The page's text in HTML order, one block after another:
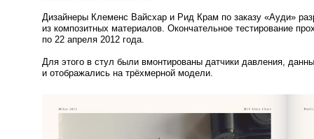
Дизайнеры Клеменс Вайсхар и Рид Крам по заказу «Ауди»
из композитных материалов. Окончательное тестирование
по 22 апреля 2012 года.
Для этого в стул были вмонтированы датчики давления,
и отображались на трёхмерной модели.